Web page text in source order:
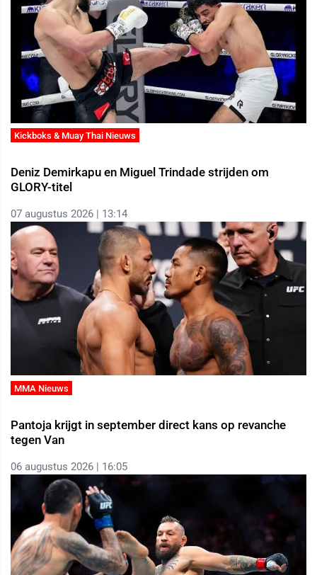
Kickboks & Muay Thai Nieuws
Deniz Demirkapu en Miguel Trindade strijden om
GLORY-titel
07 augustus 2026 | 13:14
MMA Nieuws
Pantoja krijgt in september direct kans op revanche
tegen Van
06 augustus 2026 | 16:05